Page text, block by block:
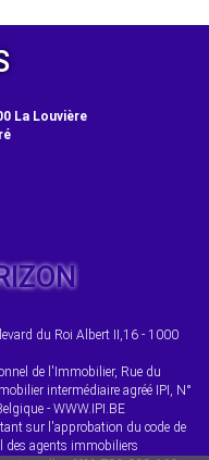
La Louvière
du Roi Albert II,16 - 1000
de l'Immobilier, Rue du
intermédiaire agréé IPI, N°
- WWW.IPI.BE
sur l'approbation du code de
des agents immobiliers